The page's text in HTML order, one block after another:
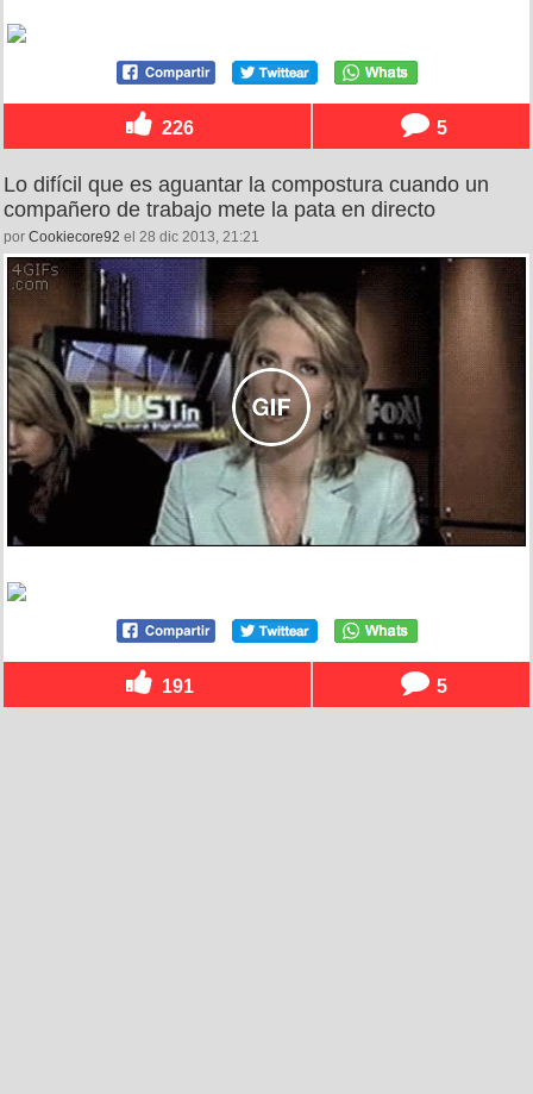
226 5
Lo difícil que es aguantar la compostura cuando un
compañero de trabajo mete la pata en directo
por Cookiecore92 el 28 dic 2013, 21:21
191 5